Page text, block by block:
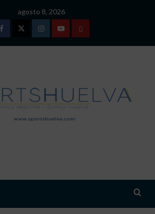
agosto 8, 2026
FacebookTwitterInstagramYoutubeTÉRMINOS
DE
USO